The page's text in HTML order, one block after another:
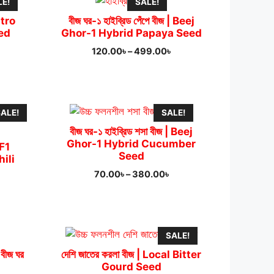
বীজ ঘর-১ হাইব্রিড পেঁপে বীজ | Beej
Ghor-1 Hybrid Papaya Seed
120.00৳–499.00৳Price
499.00৳
SALE!
বীজ ঘর-১ হাইব্রিড শসা বীজ | Beej
Ghor-1 Hybrid Cucumber
Seed
70.00৳–380.00৳Price
380.00৳
ঘর
SALE!
দেশি জাতের করলা বীজ | Local Bitter
Gourd Seed